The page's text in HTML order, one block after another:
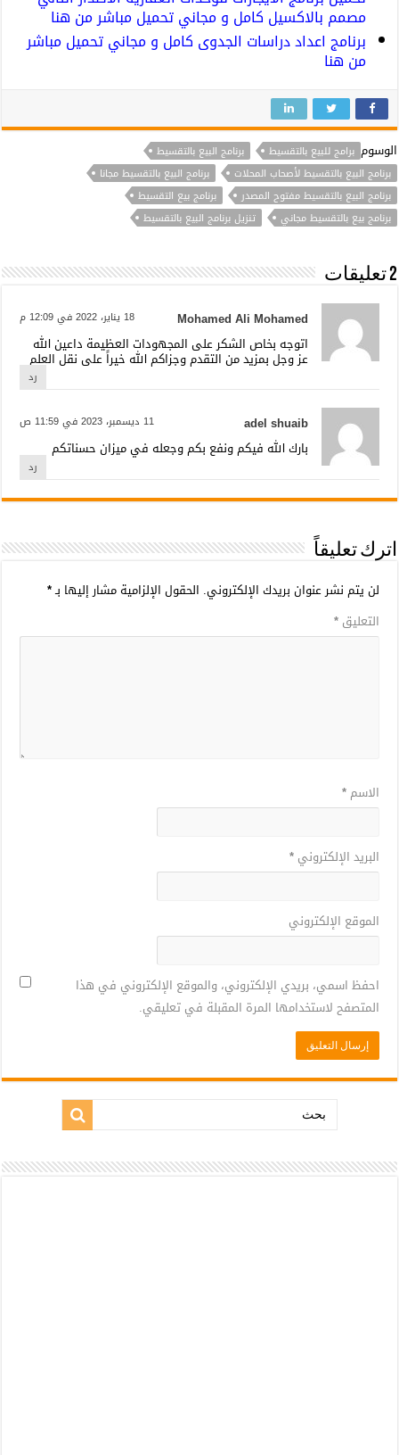
مصمم بالاكسيل كامل و مجاني تحميل مباشر من هنا
برنامج اعداد دراسات الجدوى كامل و مجاني تحميل مباشر
من هنا
الوسوم برامج للبيع بالتقسيط
برنامج البيع بالتقسيط
برنامج البيع بالتقسيط لأصحاب المحلات
برنامج البيع بالتقسيط مجانا
برنامج البيع بالتقسيط مفتوح المصدر
برنامج بيع التقسيط
برنامج بيع بالتقسيط مجاني
تنزيل برنامج البيع بالتقسيط
2 تعليقات
Mohamed Ali Mohamed 18 يناير، 2022 في 12:09 م
اتوجه بخاص الشكر على المجهودات العظيمة داعين الله
عز وجل بمزيد من التقدم وجزاكم الله خيراً على نقل العلم
رد
adel shuaib 11 ديسمبر، 2023 في 11:59 ص
بارك الله فيكم ونفع بكم وجعله في ميزان حسناتكم
رد
اترك تعليقاً
لن يتم نشر عنوان بريدك الإلكتروني. الحقول الإلزامية مشار إليها بـ*
التعليق*
الاسم*
البريد الإلكتروني*
الموقع الإلكتروني
احفظ اسمي، بريدي الإلكتروني، والموقع الإلكتروني في هذا
المتصفح لاستخدامها المرة المقبلة في تعليقي.
بحث: